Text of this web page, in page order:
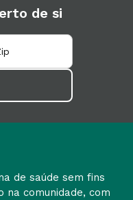
de si
de saúde sem fins
na comunidade, com